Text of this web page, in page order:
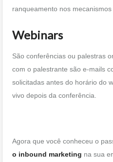
ranqueamento nos mecanismos
Webinars
São conferências ou palestras
com o palestrante são e-mails
solicitadas antes do horário do
vivo depois da conferência.
Agora que você conheceu o
o inbound marketing na sua